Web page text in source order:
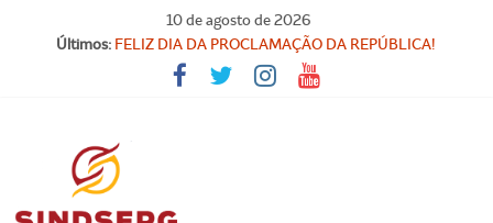
10 de agosto de 2026
Últimos:
SINDICATO FORTE, VOCÊ FORTE!
FELIZ DIA DA PROCLAMAÇÃO DA REPÚBLICA!
Parabéns, Convocados!